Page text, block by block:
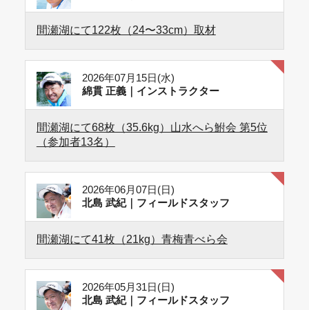
間瀬湖にて122枚（24〜33cm）取材
2026年07月15日(水)
綿貫 正義｜インストラクター
間瀬湖にて68枚（35.6kg）山水へら鮒会 第5位
（参加者13名）
2026年06月07日(日)
北島 武紀｜フィールドスタッフ
間瀬湖にて41枚（21kg）青梅青べら会
2026年05月31日(日)
北島 武紀｜フィールドスタッフ